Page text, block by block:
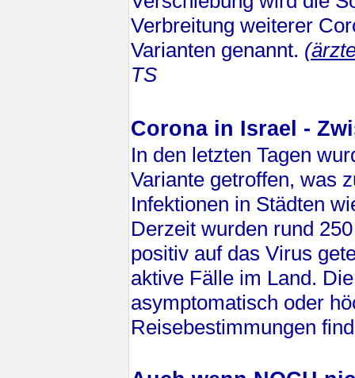
Verbreitung weiterer
Varianten genannt.
TS
Corona in Israel -
In den letzten Tagen
Variante getroffen, was
Infektionen in Städten
Derzeit wurden rund
positiv auf das Virus
aktive Fälle im Land.
asymptomatisch oder
Reisebestimmungen